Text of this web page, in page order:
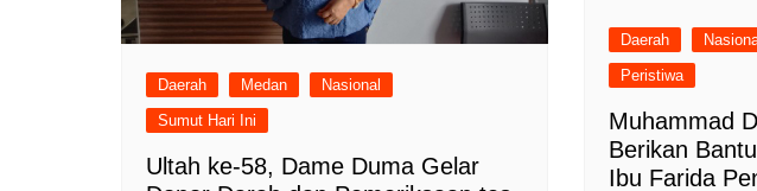
Daerah Medan
Nasional
Sumut Hari Ini
Ultah ke-58, Dame Duma Gelar
Daerah
Peristiwa
Muhammad
Berikan
Ibu Farida